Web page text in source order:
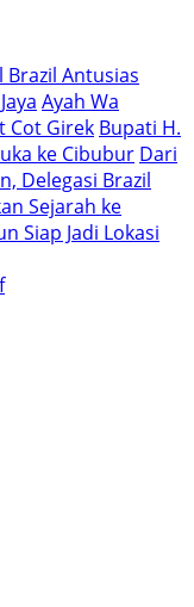
Brazil Antusias
Ayah Wa
Cot Girek Bupati H.
ke Cibubur Dari
Delegasi Brazil
Sejarah ke
Siap Jadi Lokasi